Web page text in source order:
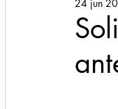
Santa Catarina
Espectaculos
24 jun